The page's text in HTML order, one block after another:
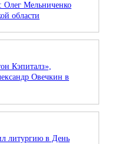
Олег Мельниченко
области
Кэпиталз»,
Овечкин в
литургию в День